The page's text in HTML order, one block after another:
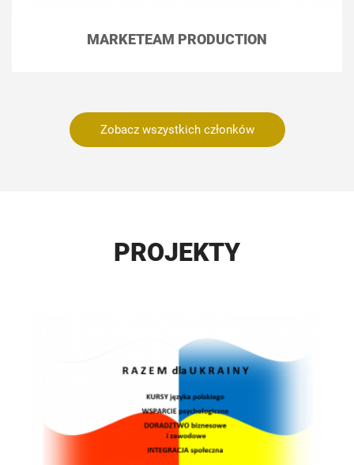
MARKETEAM PRODUCTION
Zobacz wszystkich członków
PROJEKTY